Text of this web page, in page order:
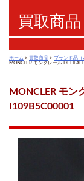
買取商品
ホーム > 買取商品 > ブランド品
MONCLER モンクレール
MONCLER モン
I109B5C00001